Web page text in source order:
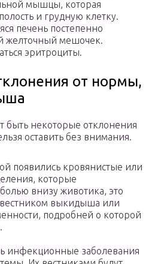
мышцы, которая
и грудную клетку.
печень постепенно
желточный мешочек.
эритроциты.
от нормы,
быть некоторые отклонения
оставить без внимания.
появились кровянистые или
которые
внизу животика, это
выкидыша или
подробней о которой
инфекционные заболевания